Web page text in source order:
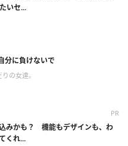
いセ...
分に負けないで
の女達。
PR
みかも？ 機能もデザインも、わ
くれ...